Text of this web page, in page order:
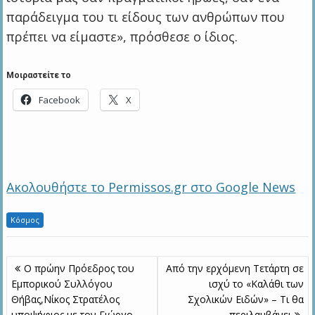
παράδειγμα του τι είδους των ανθρώπων που
πρέπει να είμαστε», πρόσθεσε ο ίδιος.
Μοιραστείτε το
Facebook X
Ακολουθήστε το Permissos.gr στο Google News
Κόσμος
Πλοήγηση
άρθρων
Ο πρώην Πρόεδρος του
Εμπορικού Συλλόγου
Θήβας,Νίκος Στρατέλος
Από την ερχόμενη Τετάρτη σε
ισχύ το «Καλάθι των
Σχολικών Ειδών» – Τι θα